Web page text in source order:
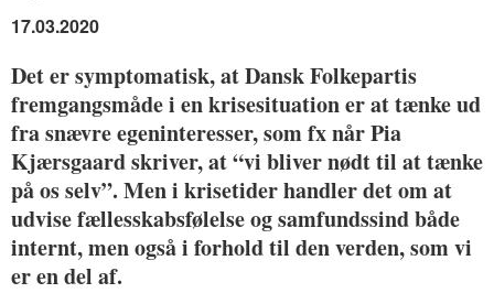
17.03.2020
Det er symptomatisk, at Dansk Folkepartis
fremgangsmåde i en krisesituation er at tænke ud
fra snævre egeninteresser, som fx når Pia
Kjærsgaard skriver, at “vi bliver nødt til at tænke
på os selv”. Men i krisetider handler det om at
udvise fællesskabsfølelse og samfundssind både
internt, men også i forhold til den verden, som vi
er en del af.